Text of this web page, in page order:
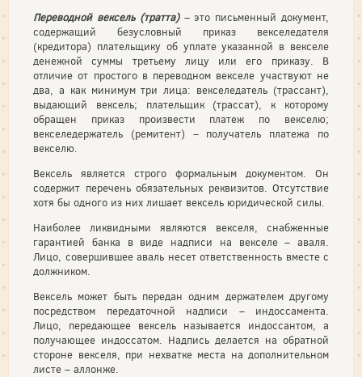
Переводной вексель (тратта)– это письменный документ,
содержащий безусловный приказ векселедателя
(кредитора) плательщику об уплате указанной в векселе
денежной суммы третьему лицу или его приказу. В
отличие от простого в переводном векселе участвуют не
два, а как минимум три лица: векселедатель (трассант),
выдающий вексель; плательщик (трассат), к которому
обращен приказ произвести платеж по векселю;
векселедержатель (ремитент) – получатель платежа по
векселю.
Вексель является строго формальным документом. Он
содержит перечень обязательных реквизитов. Отсутствие
хотя бы одного из них лишает вексель юридической силы.
Наиболее ликвидными являются векселя, снабженные
гарантией банка в виде надписи на векселе – аваля.
Лицо, совершившее аваль несет ответственность вместе с
должником.
Вексель может быть передан одним держателем другому
посредством передаточной надписи – индоссамента.
Лицо, передающее вексель называется индоссантом, а
получающее индоссатом. Надпись делается на обратной
стороне векселя, при нехватке места на дополнительном
листе – аллонже.